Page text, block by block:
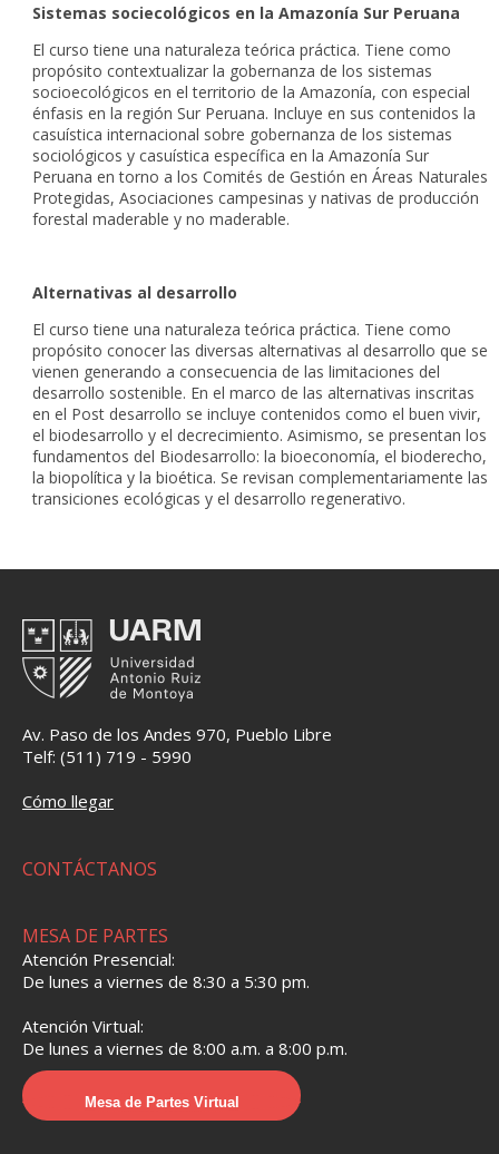
Sistemas sociecológicos en la Amazonía Sur Peruana
El curso tiene una naturaleza teórica práctica. Tiene como
propósito contextualizar la gobernanza de los sistemas
socioecológicos en el territorio de la Amazonía, con especial
énfasis en la región Sur Peruana. Incluye en sus contenidos la
casuística internacional sobre gobernanza de los sistemas
sociológicos y casuística específica en la Amazonía Sur
Peruana en torno a los Comités de Gestión en Áreas Naturales
Protegidas, Asociaciones campesinas y nativas de producción
forestal maderable y no maderable.
Alternativas al desarrollo
El curso tiene una naturaleza teórica práctica. Tiene como
propósito conocer las diversas alternativas al desarrollo que se
vienen generando a consecuencia de las limitaciones del
desarrollo sostenible. En el marco de las alternativas inscritas
en el Post desarrollo se incluye contenidos como el buen vivir,
el biodesarrollo y el decrecimiento. Asimismo, se presentan los
fundamentos del Biodesarrollo: la bioeconomía, el bioderecho,
la biopolítica y la bioética. Se revisan complementariamente las
transiciones ecológicas y el desarrollo regenerativo.
Av. Paso de los Andes 970, Pueblo Libre
Telf: (511) 719 - 5990
Cómo llegar
CONTÁCTANOS
MESA DE PARTES
Atención Presencial:
De lunes a viernes de 8:30 a 5:30 pm.
Atención Virtual:
De lunes a viernes de 8:00 a.m. a 8:00 p.m.
Mesa de Partes Virtual